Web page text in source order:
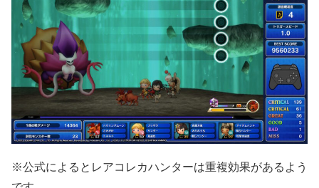
※公式によるとレアコレカハンターは重複効果があるよう